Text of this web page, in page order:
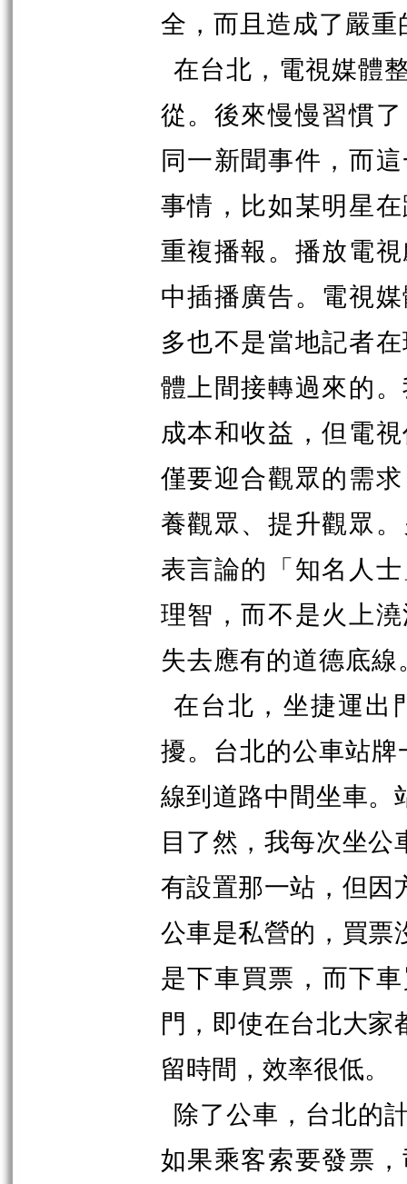
全，而且造成了嚴
在台北，電視媒體
從。後來慢慢習慣
同一新聞事件，而
事情，比如某明星
重複播報。播放電
中插播廣告。電視
多也不是當地記者
體上間接轉過來的
成本和收益，但電
僅要迎合觀眾的需
養觀眾、提升觀眾
表言論的「知名人
理智，而不是火上
失去應有的道德底線
在台北，坐捷運出
擾。台北的公車站
線到道路中間坐車。
目了然，我每次坐
有設置那一站，但因
公車是私營的，買票
是下車買票，而下
門，即使在台北大
留時間，效率很低。
除了公車，台北的
如果乘客索要發票